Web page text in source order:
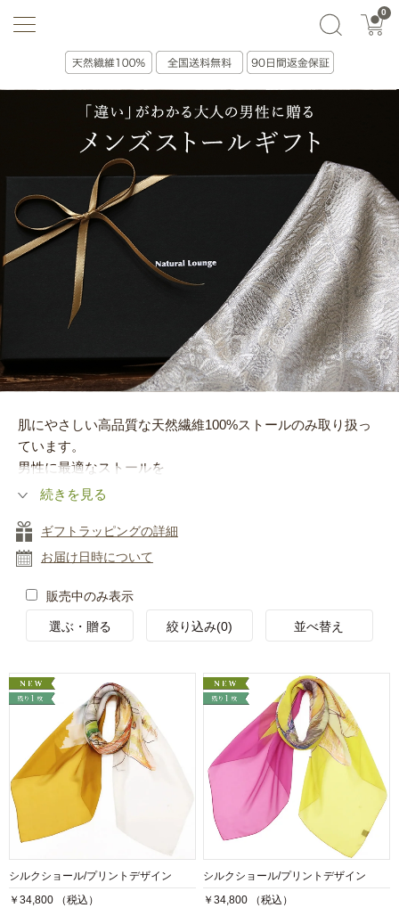
0
肌にやさしい高品質な天然繊維100%ストールのみ取り扱っ
ています。
男性に最適なストールを
続きを見る
ギフトラッピングの詳細
お届け日時について
販売中のみ表示
選ぶ・贈る 絞り込み(0) 並べ替え
シルクショール/プリントデザイン
￥34,800 （税込）
シルクショール/プリントデザイン
￥34,800 （税込）